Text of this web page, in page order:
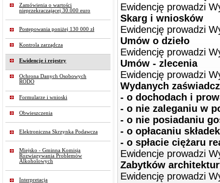
Zamówienia o wartości
nieprzekraczającej 30.000 euro
Postępowania poniżej 130 000 zł
Kontrola zarządcza
Ewidencje i rejestry
Ochrona Danych Osobowych
RODO
Formularze i wnioski
Obwieszczenia
Elektroniczna Skrzynka Podawcza
Miejsko - Gminna Komisja
Rozwiązywania Problemów
Alkoholowych
Interpretacja
Ewidencję prowadzi
Skarg i wniosków
Ewidencję prowadzi
Umów o dzieło
Ewidencję prowadzi
Umów - zlecenia
Ewidencję prowadzi
Wydanych
- o dochodach i
- o nie zaleganiu w
- o nie posiadaniu
- o opłacaniu
- o spłacie ciężaru
Ewidencje prowadzi
Zabytków
Ewidencję prowadzi